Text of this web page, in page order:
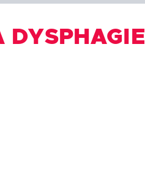
DYSPHAGIE